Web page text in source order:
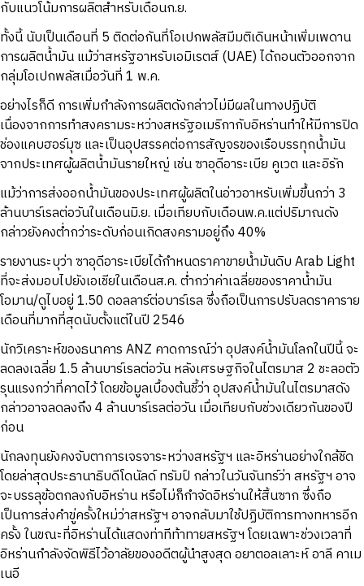
กับแนวโน้มการผลิตสำหรับเดือนก.ย.
ทั้งนี้ นับเป็นเดือนที่ 5 ติดต่อกันที่โอเปกพลัสมีมติเดินหน้าเพิ่มเพดาน
การผลิตน้ำมัน แม้ว่าสหรัฐอาหรับเอมิเรตส์ (UAE) ได้ถอนตัวออกจาก
กลุ่มโอเปกพลัสเมื่อวันที่ 1 พ.ค.
อย่างไรก็ดี การเพิ่มกำลังการผลิตดังกล่าวไม่มีผลในทางปฏิบัติ
เนื่องจากการทำสงครามระหว่างสหรัฐอเมริกากับอิหร่านทำให้มีการปิด
ช่องแคบฮอร์มุซ และเป็นอุปสรรคต่อการสัญจรของเรือบรรทุกน้ำมัน
จากประเทศผู้ผลิตน้ำมันรายใหญ่ เช่น ซาอุดีอาระเบีย คูเวต และอิรัก
แม้ว่าการส่งออกน้ำมันของประเทศผู้ผลิตในอ่าวอาหรับเพิ่มขึ้นกว่า 3
ล้านบาร์เรลต่อวันในเดือนมิ.ย. เมื่อเทียบกับเดือนพ.ค.แต่ปริมาณดัง
กล่าวยังคงต่ำกว่าระดับก่อนเกิดสงครามอยู่ถึง 40%
รายงานระบุว่า ซาอุดีอาระเบียได้กำหนดราคาขายน้ำมันดิบ Arab Light
ที่จะส่งมอบไปยังเอเชียในเดือนส.ค. ต่ำกว่าค่าเฉลี่ยของราคาน้ำมัน
โอมาน/ดูไบอยู่ 1.50 ดอลลาร์ต่อบาร์เรล ซึ่งถือเป็นการปรับลดราคาราย
เดือนที่มากที่สุดนับตั้งแต่ในปี 2546
นักวิเคราะห์ของธนาคาร ANZ คาดการณ์ว่า อุปสงค์น้ำมันโลกในปีนี้ จะ
ลดลงเฉลี่ย 1.5 ล้านบาร์เรลต่อวัน หลังเศรษฐกิจในไตรมาส 2 ชะลอตัว
รุนแรงกว่าที่คาดไว้ โดยข้อมูลเบื้องต้นชี้ว่า อุปสงค์น้ำมันในไตรมาสดัง
กล่าวอาจลดลงถึง 4 ล้านบาร์เรลต่อวัน เมื่อเทียบกับช่วงเดียวกันของปี
ก่อน
นักลงทุนยังคงจับตาการเจรจาระหว่างสหรัฐฯ และอิหร่านอย่างใกล้ชิด
โดยล่าสุดประธานาธิบดีโดนัลด์ ทรัมป์ กล่าวในวันจันทร์ว่า สหรัฐฯ อาจ
จะบรรลุข้อตกลงกับอิหร่าน หรือไม่ก็กำจัดอิหร่านให้สิ้นซาก ซึ่งถือ
เป็นการส่งคำขู่ครั้งใหม่ว่าสหรัฐฯ อาจกลับมาใช้ปฏิบัติการทางทหารอีก
ครั้ง ในขณะที่อิหร่านได้แสดงท่าทีท้าทายสหรัฐฯ โดยเฉพาะช่วงเวลาที่
อิหร่านกำลังจัดพิธีไว้อาลัยของอดีตผู้นำสูงสุด อยาตอลเลาะห์ อาลี คาเม
เนอี